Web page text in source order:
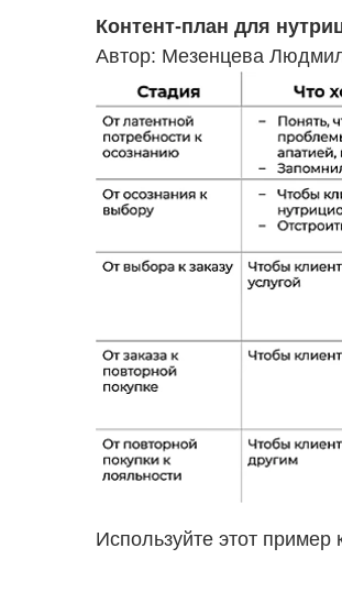
Контент-план для
Автор: Мезенцева
Используйте этот пример